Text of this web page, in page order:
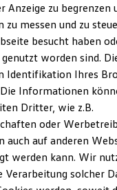
Updates
ID.
Anzeige zu begrenzen
messen und zu
besucht haben
worden sind.
Identifikation Ihres
Informationen
Dritter, wie z.B.
oder
auch auf anderen
werden kann. Wir
solcher